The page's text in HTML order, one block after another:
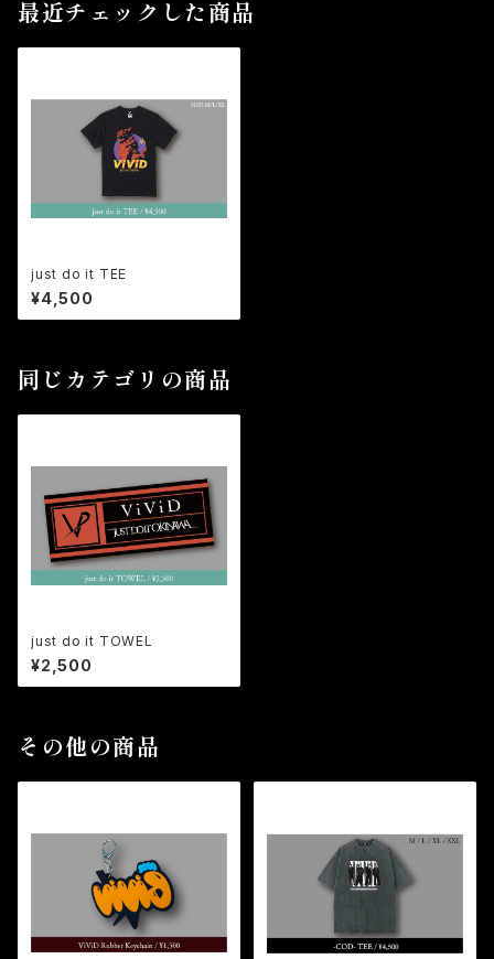
最近チェックした商品
just do it TEE
¥4,500
同じカテゴリの商品
just do it TOWEL
¥2,500
その他の商品